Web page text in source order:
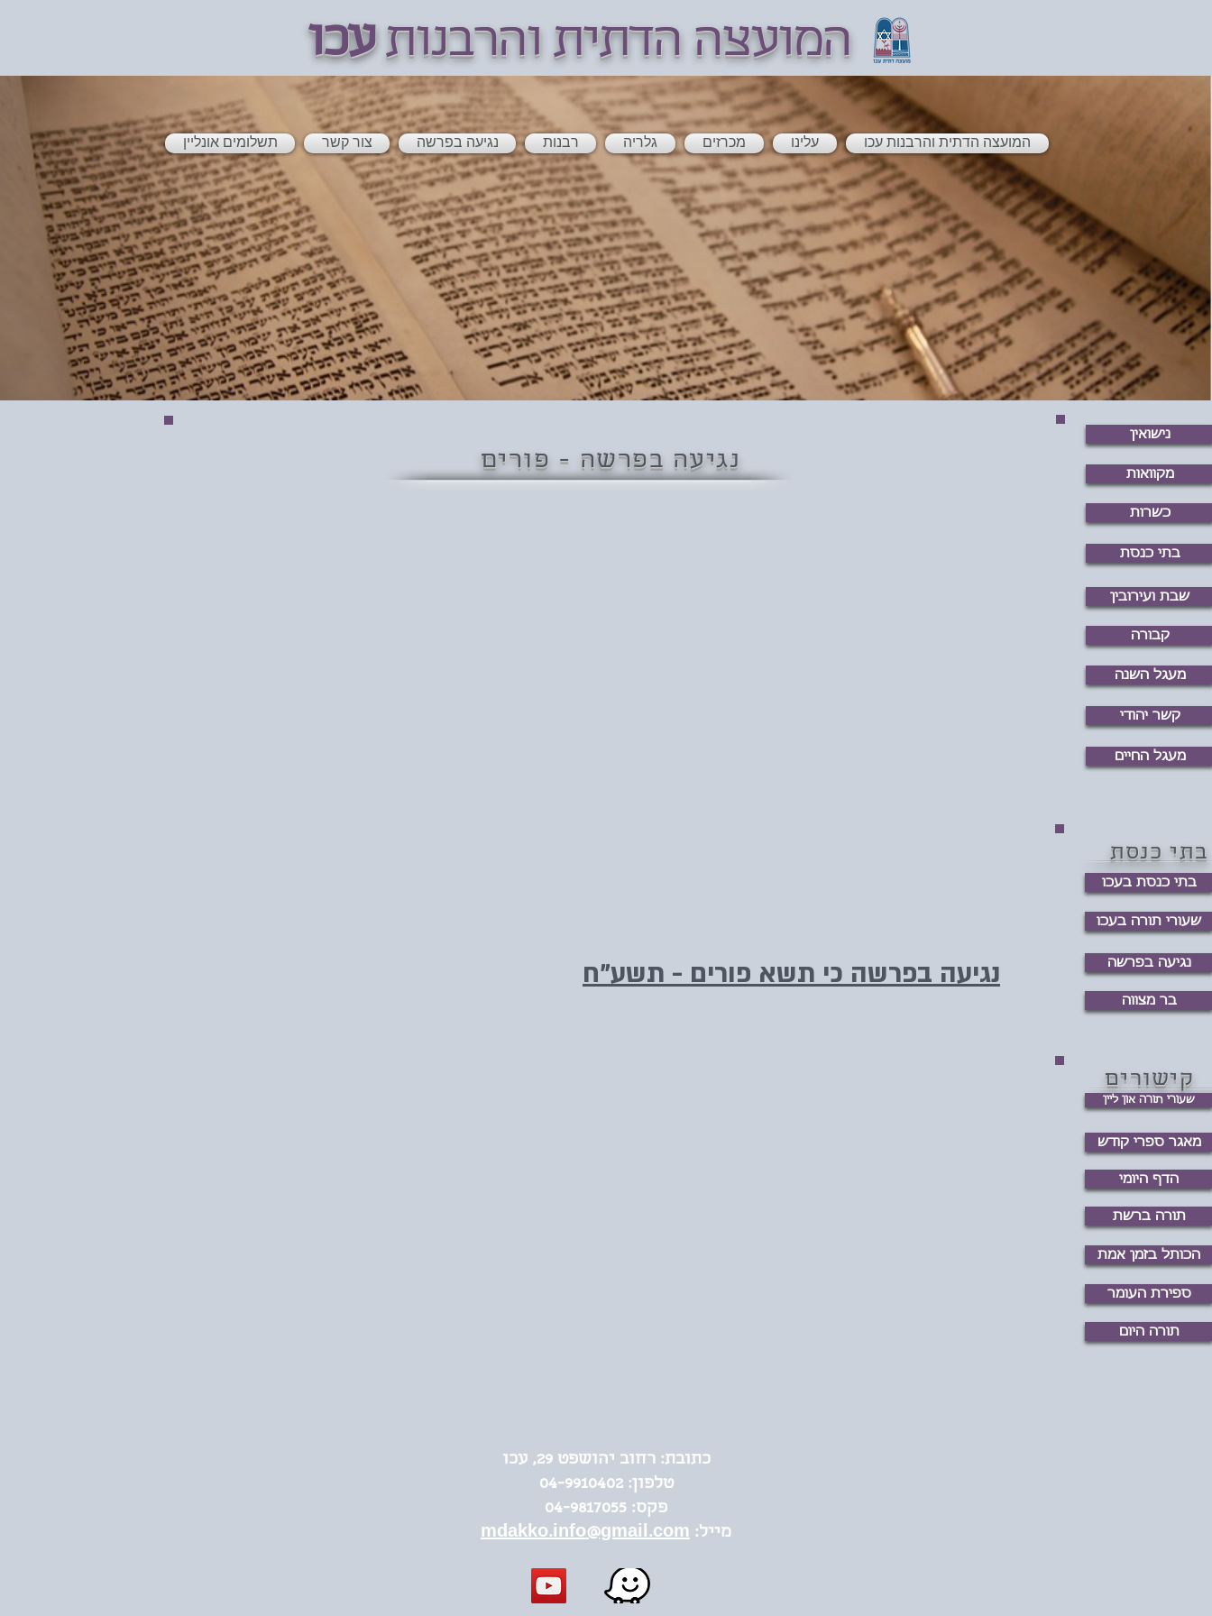
המועצה הדתית והרבנותעכו
המועצה הדתית והרבנות עכו עלינו מכרזים גלריה רבנות נגיעה בפרשה צור קשר תשלומים אונליין
נגיעה בפרשה - פורים
נגיעה בפרשה כי תשא פורים - תשע"ח
נישואין
מקוואות
כשרות
בתי כנסת
שבת ועירובין
קבורה
מעגל השנה
קשר יהודי
מעגל החיים
בתי כנסת
בתי כנסת בעכו
שעורי תורה בעכו
נגיעה בפרשה
בר מצווה
קישורים
שעורי תורה און ליין
מאגר ספרי קודש
הדף היומי
תורה ברשת
הכותל בזמן אמת
ספירת העומר
תורה היום
כתובת: רחוב יהושפט 29, עכו
טלפון:04-9910402
פקס: 04-9817055
מייל: mdakko.info@gmail.com